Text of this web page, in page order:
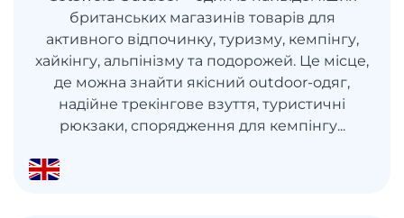
британських магазинів товарів для
активного відпочинку, туризму, кемпінгу,
хайкінгу, альпінізму та подорожей. Це місце,
де можна знайти якісний outdoor-одяг,
надійне трекінгове взуття, туристичні
рюкзаки, спорядження для кемпінгу...